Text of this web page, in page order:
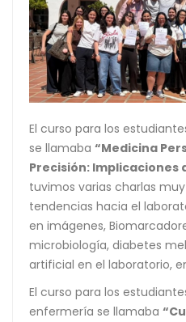
El curso para los
se llamaba “Medicina
Precisión: Implicaciones
tuvimos varias charlas
tendencias hacia el
en imágenes,
microbiología, diabetes
artificial en el laboratorio,
El curso para los
enfermería se llamaba